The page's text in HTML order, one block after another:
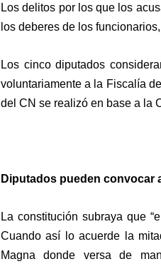
Los delitos por los que los
los deberes de los
Los cinco diputados
voluntariamente a la Fiscalía
del CN se realizó en base a la
Diputados pueden convocar
La constitución subraya que
Cuando así lo acuerde la
Magna donde versa de